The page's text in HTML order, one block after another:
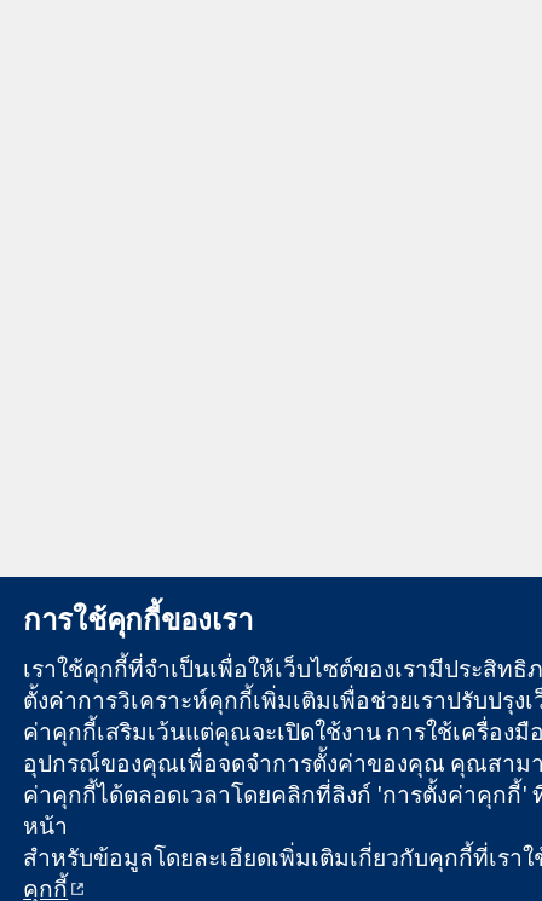
การใช้คุกกี้ของเรา
เราใช้คุกกี้ที่จำเป็นเพื่อให้เว็บไซต์ของเรามีประสิทธิ
ตั้งค่าการวิเคราะห์คุกกี้เพิ่มเติมเพื่อช่วยเราปรับปรุงเ
ค่าคุกกี้เสริมเว้นแต่คุณจะเปิดใช้งาน การใช้เครื่อง
อุปกรณ์ของคุณเพื่อจดจำการตั้งค่าของคุณ คุณสามา
ค่าคุกกี้ได้ตลอดเวลาโดยคลิกที่ลิงก์ 'การตั้งค่าคุกกี้'
หน้า
สำหรับข้อมูลโดยละเอียดเพิ่มเติมเกี่ยวกับคุกกี้ที่เรา
คุกกี้